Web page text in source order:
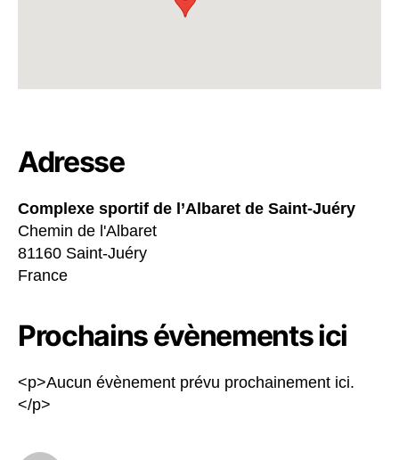
Adresse
Complexe sportif de l’Albaret de Saint-Juéry
Chemin de l'Albaret
81160 Saint-Juéry
France
Prochains évènements ici
<p>Aucun évènement prévu prochainement ici.
</p>